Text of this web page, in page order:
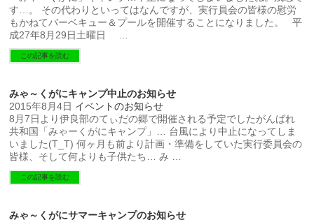
す…。 その代わりといってはなんですが、実行員会の皆様の慰労
もかねてバーベキュー＆プールを開催することになりました。 平
成27年8月29日土曜日 …
この記事を読む
みゃ～くがにキャンプ中止のお知らせ
2015年8月4日 イベントのお知らせ
8月7日より伊良部のてぃだの郷で開催される予定でしたがんばれ
共和国「みゃーくがにキャンプ」… 台風により中止になってしま
いました(T_T) 何ヶ月も前より計画・準備をしていた実行委員会の
皆様、そして何よりも子供たち… み …
この記事を読む
みゃ～くがにサマーキャンプのお知らせ